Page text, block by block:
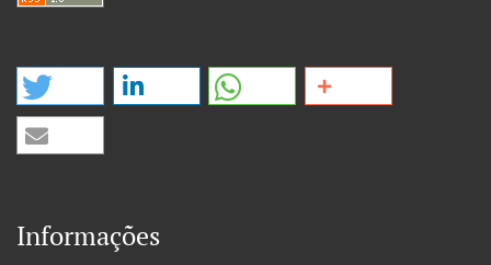
Informações